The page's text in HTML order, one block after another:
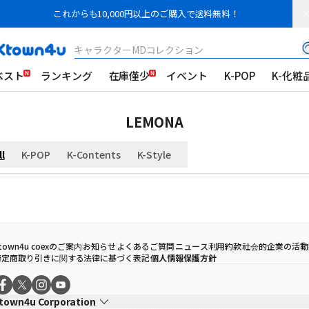
これからも10,000円以上のご購入で送料無料！
キャラクターMDコレクション
スト ランキング 在庫僅少 イベント K-POP K-化粧
LEMONA
K-POP K-Contents K-Style
coexのご案内お知らせよくあるご質問ニュース利用約款社会的企業の活動
商取り引きに関する法律に基づく表記個人情報保護方針
Corporation